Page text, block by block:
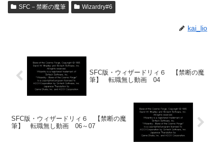
SFC－禁断の魔筆 Wizardry#6
kai_lio
SFC版・ウィザードリィ６ 【禁断の魔
筆】 転職無し動画 04
SFC版・ウィザードリィ６ 【禁断の魔
筆】 転職無し動画 06～07